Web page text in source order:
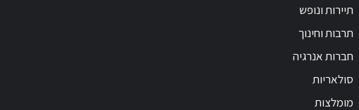
תיירות ונופש
תרבות וחינוך
חברות אנרגיה
סולאריות
מומלצות